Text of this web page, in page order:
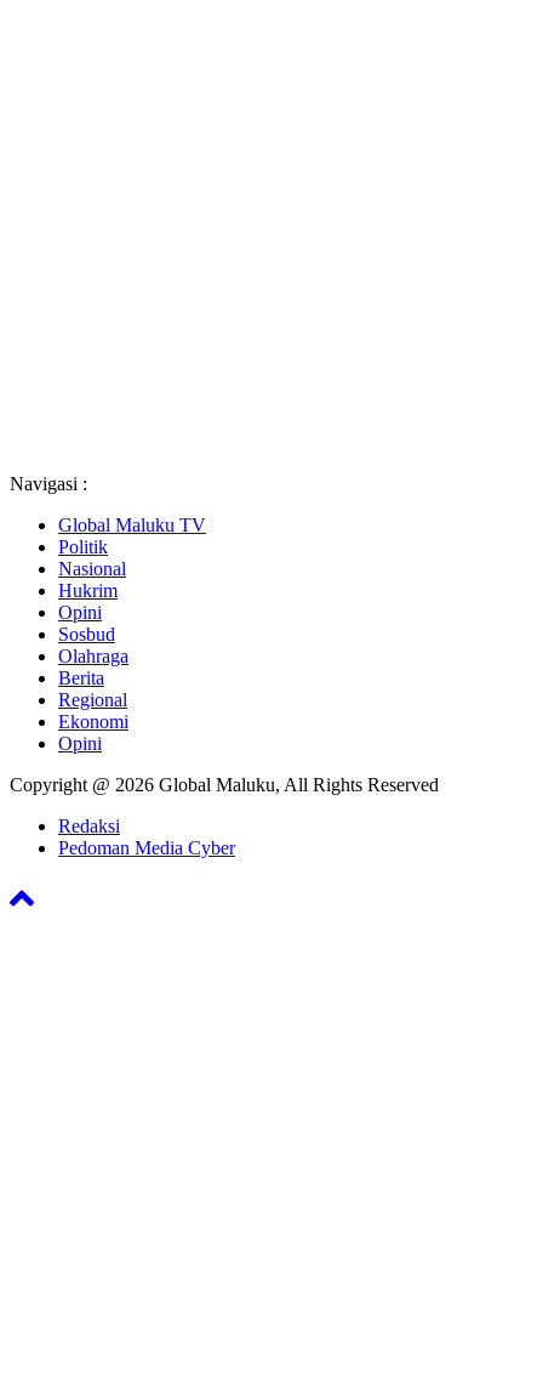
Navigasi :
Global Maluku TV
Politik
Nasional
Hukrim
Opini
Sosbud
Olahraga
Berita
Regional
Ekonomi
Opini
Copyright @ 2026 Global Maluku, All Rights Reserved
Redaksi
Pedoman Media Cyber